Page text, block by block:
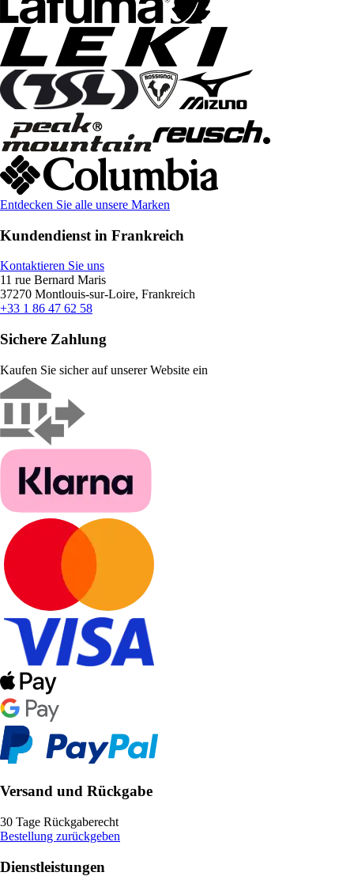
Entdecken Sie alle unsere Marken
Kundendienst in Frankreich
Kontaktieren Sie uns
11 rue Bernard Maris
37270 Montlouis-sur-Loire, Frankreich
+33 1 86 47 62 58
Sichere Zahlung
Kaufen Sie sicher auf unserer Website ein
Versand und Rückgabe
30 Tage Rückgaberecht
Bestellung zurückgeben
Dienstleistungen